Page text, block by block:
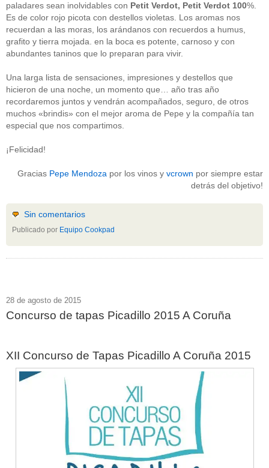
paladares sean inolvidables con Petit Verdot, Petit Verdot 100%.
Es de color rojo picota con destellos violetas. Los aromas nos
recuerdan a las moras, los arándanos con recuerdos a humus,
grafito y tierra mojada. en la boca es potente, carnoso y con
abundantes taninos que lo preparan para vivir.
Una larga lista de sensaciones, impresiones y destellos que
hicieron de una noche, un momento que… año tras año
recordaremos juntos y vendrán acompañados, seguro, de otros
muchos «brindis» con el mejor aroma de Pepe y la compañía tan
especial que nos compartimos.
¡Felicidad!
Gracias Pepe Mendoza por los vinos y vcrown por siempre estar
detrás del objetivo!
Sin comentarios
Publicado por Equipo Cookpad
28 de agosto de 2015
Concurso de tapas Picadillo 2015 A Coruña
XII Concurso de Tapas Picadillo A Coruña 2015